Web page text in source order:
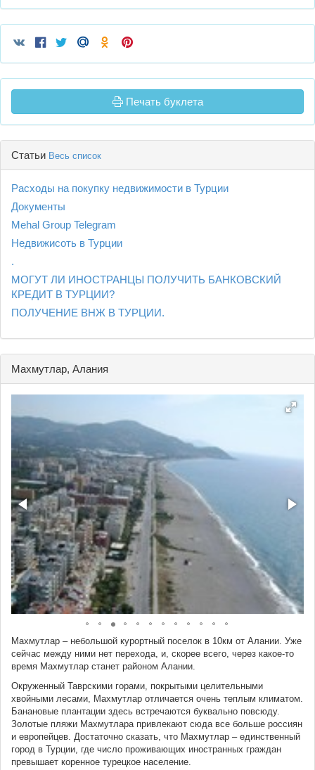
Печать буклета
Статьи Весь список
Расходы на покупку недвижимости в Турции
Документы
Mehal Group Telegram
Недвижисоть в Турции
.
МОГУТ ЛИ ИНОСТРАНЦЫ ПОЛУЧИТЬ БАНКОВСКИЙ
КРЕДИТ В ТУРЦИИ?
ПОЛУЧЕНИЕ ВНЖ В ТУРЦИИ.
Махмутлар, Алания
Махмутлар – небольшой курортный поселок в 10км от Алании. Уже
сейчас между ними нет перехода, и, скорее всего, через какое-то
время Махмутлар станет районом Алании.
Окруженный Таврскими горами, покрытыми целительными
хвойными лесами, Махмутлар отличается очень теплым климатом.
Банановые плантации здесь встречаются буквально повсюду.
Золотые пляжи Махмутлара привлекают сюда все больше россиян
и европейцев. Достаточно сказать, что Махмутлар – единственный
город в Турции, где число проживающих иностранных граждан
превышает коренное турецкое население.